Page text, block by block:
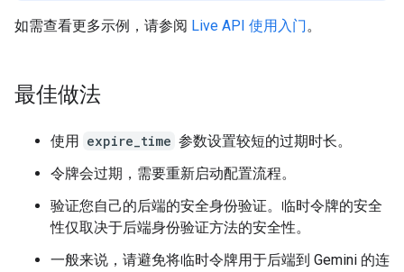
如需查看更多示例，请参阅 Live API 使用入门。
最佳做法
使用 expire_time 参数设置较短的过期时长。
令牌会过期，需要重新启动配置流程。
验证您自己的后端的安全身份验证。临时令牌的安全
性仅取决于后端身份验证方法的安全性。
一般来说，请避免将临时令牌用于后端到 Gemini 的连